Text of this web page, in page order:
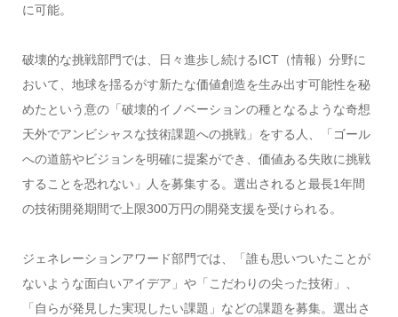
に可能。
破壊的な挑戦部門では、日々進歩し続けるICT（情報）分野に
おいて、地球を揺るがす新たな価値創造を生み出す可能性を秘
めたという意の「破壊的イノベーションの種となるような奇想
天外でアンビシャスな技術課題への挑戦」をする人、「ゴール
への道筋やビジョンを明確に提案ができ、価値ある失敗に挑戦
することを恐れない」人を募集する。選出されると最長1年間
の技術開発期間で上限300万円の開発支援を受けられる。
ジェネレーションアワード部門では、「誰も思いついたことが
ないような面白いアイデア」や「こだわりの尖った技術」、
「自らが発見した実現したい課題」などの課題を募集。選出さ